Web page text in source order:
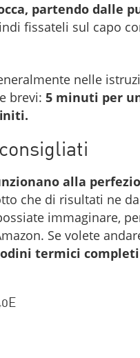
partendo dalle
fissateli sul capo
nelle
brevi: 5 minuti per
alla
che di risultati ne
immaginare,
Se volete
termici